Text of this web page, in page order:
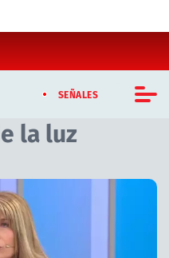
SEÑALES
la luz
de la luz